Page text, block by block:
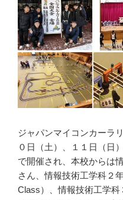
ジャパンマイコンカーラ
０日（土）、１１日（日
で開催され、本校からは
さん、情報技術工学科２
Class）、情報技術工学